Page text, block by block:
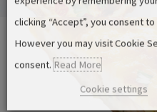
clicking “Accept”, you consent
However you may visit Cookie
consent. Read More
Cookie settings